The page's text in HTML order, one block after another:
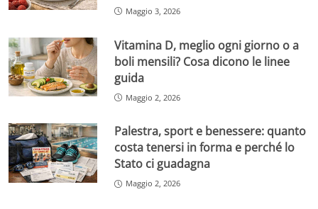
Maggio 3, 2026
Vitamina D, meglio ogni giorno o a
boli mensili? Cosa dicono le linee
guida
Maggio 2, 2026
Palestra, sport e benessere: quanto
costa tenersi in forma e perché lo
Stato ci guadagna
Maggio 2, 2026